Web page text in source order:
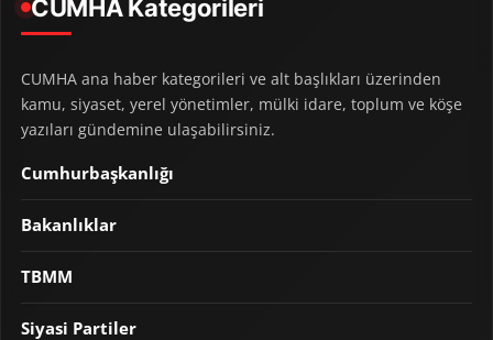
CUMHA Kategorileri
CUMHA ana haber kategorileri ve alt başlıkları üzerinden
kamu, siyaset, yerel yönetimler, mülki idare, toplum ve köşe
yazıları gündemine ulaşabilirsiniz.
Cumhurbaşkanlığı
Bakanlıklar
TBMM
Siyasi Partiler